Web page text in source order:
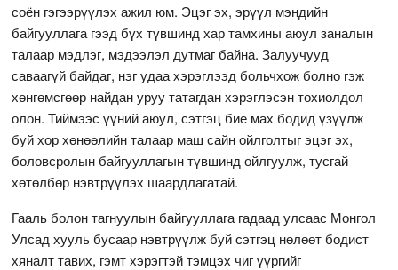
соён гэгээрүүлэх ажил юм. Эцэг эх, эрүүл мэндийн
байгууллага гээд бүх түвшинд хар тамхины аюул заналын
талаар мэдлэг, мэдээлэл дутмаг байна. Залуучууд
саваагүй байдаг, нэг удаа хэрэглээд больчхож болно гэж
хөнгөмсгөөр найдан уруу татагдан хэрэглэсэн тохиолдол
олон. Тиймээс үүний аюул, сэтгэц бие мах бодид үзүүлж
буй хор хөнөөлийн талаар маш сайн ойлголтыг эцэг эх,
боловсролын байгууллагын түвшинд ойлгуулж, тусгай
хөтөлбөр нэвтрүүлэх шаардлагатай.
Гааль болон тагнуулын байгууллага гадаад улсаас Монгол
Улсад хууль бусаар нэвтрүүлж буй сэтгэц нөлөөт бодист
хяналт тавих, гэмт хэрэгтэй тэмцэх чиг үүргийг